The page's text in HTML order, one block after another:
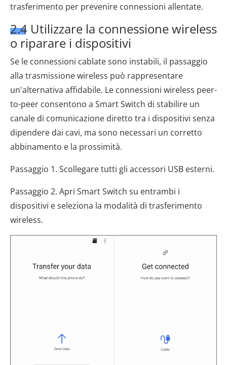
trasferimento per prevenire connessioni allentate.
2.4 Utilizzare la connessione wireless
o riparare i dispositivi
Se le connessioni cablate sono instabili, il passaggio
alla trasmissione wireless può rappresentare
un'alternativa affidabile. Le connessioni wireless peer-
to-peer consentono a Smart Switch di stabilire un
canale di comunicazione diretto tra i dispositivi senza
dipendere dai cavi, ma sono necessari un corretto
abbinamento e la prossimità.
Passaggio 1. Scollegare tutti gli accessori USB esterni.
Passaggio 2. Apri Smart Switch su entrambi i
dispositivi e seleziona la modalità di trasferimento
wireless.